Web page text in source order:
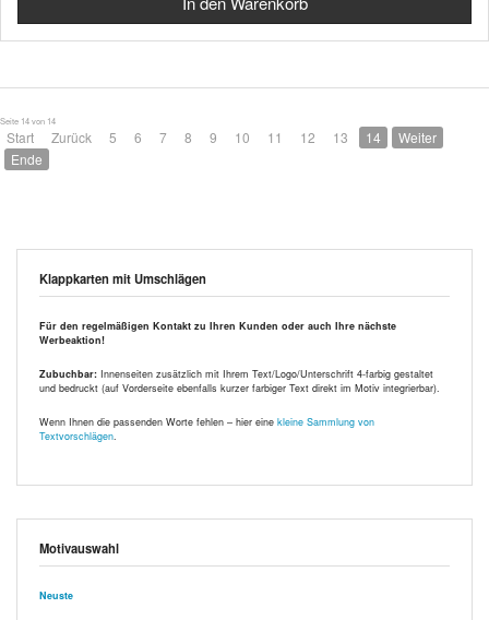
Seite 14 von 14
Start Zurück 5 6 7 8 9 10 11 12 13 14
Weiter
Ende
Klappkarten mit Umschlägen
Für den regelmäßigen Kontakt zu Ihren Kunden oder auch Ihre nächste
Werbeaktion!
Zubuchbar: Innenseiten zusätzlich mit Ihrem Text/Logo/Unterschrift 4-farbig gestaltet
und bedruckt (auf Vorderseite ebenfalls kurzer farbiger Text direkt im Motiv integrierbar).
Wenn Ihnen die passenden Worte fehlen – hier eine kleine Sammlung von
Textvorschlägen
Motivauswahl
Neuste